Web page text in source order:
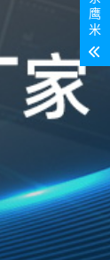
鹰
米